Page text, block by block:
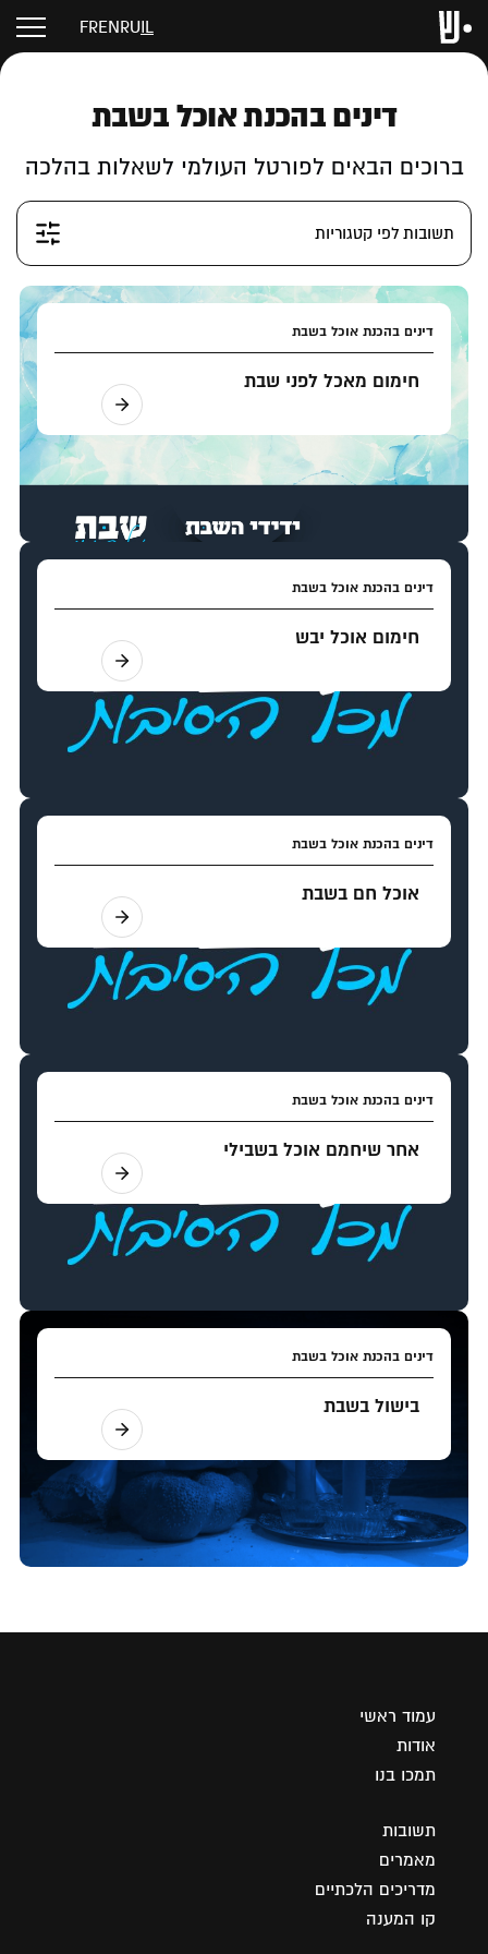
IL
RU
EN
FR
דינים בהכנת אוכל בשבת
ברוכים הבאים לפורטל העולמי לשאלות בהלכה
תשובות לפי קטגוריות
דינים בהכנת אוכל בשבת
חימום מאכל לפני שבת
דינים בהכנת אוכל בשבת
חימום אוכל יבש
דינים בהכנת אוכל בשבת
אוכל חם בשבת
דינים בהכנת אוכל בשבת
אחר שיחמם אוכל בשבילי
דינים בהכנת אוכל בשבת
בישול בשבת
עמוד ראשי
אודות
תמכו בנו
תשובות
מאמרים
מדריכים הלכתיים
קו המענה